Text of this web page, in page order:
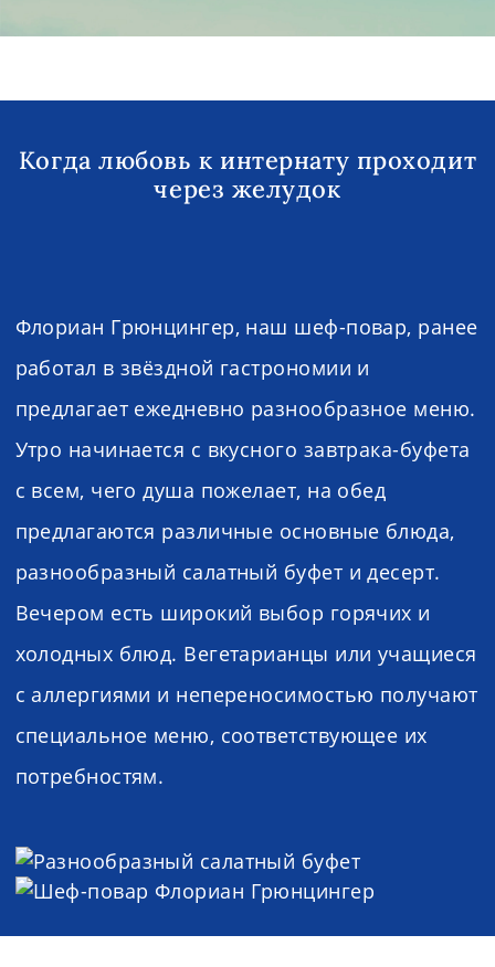
Когда любовь к интернату проходит
через желудок
Флориан Грюнцингер, наш шеф-повар, ранее
работал в звёздной гастрономии и
предлагает ежедневно разнообразное меню.
Утро начинается с вкусного завтрака-буфета
с всем, чего душа пожелает, на обед
предлагаются различные основные блюда,
разнообразный салатный буфет и десерт.
Вечером есть широкий выбор горячих и
холодных блюд. Вегетарианцы или учащиеся
с аллергиями и непереносимостью получают
специальное меню, соответствующее их
потребностям.